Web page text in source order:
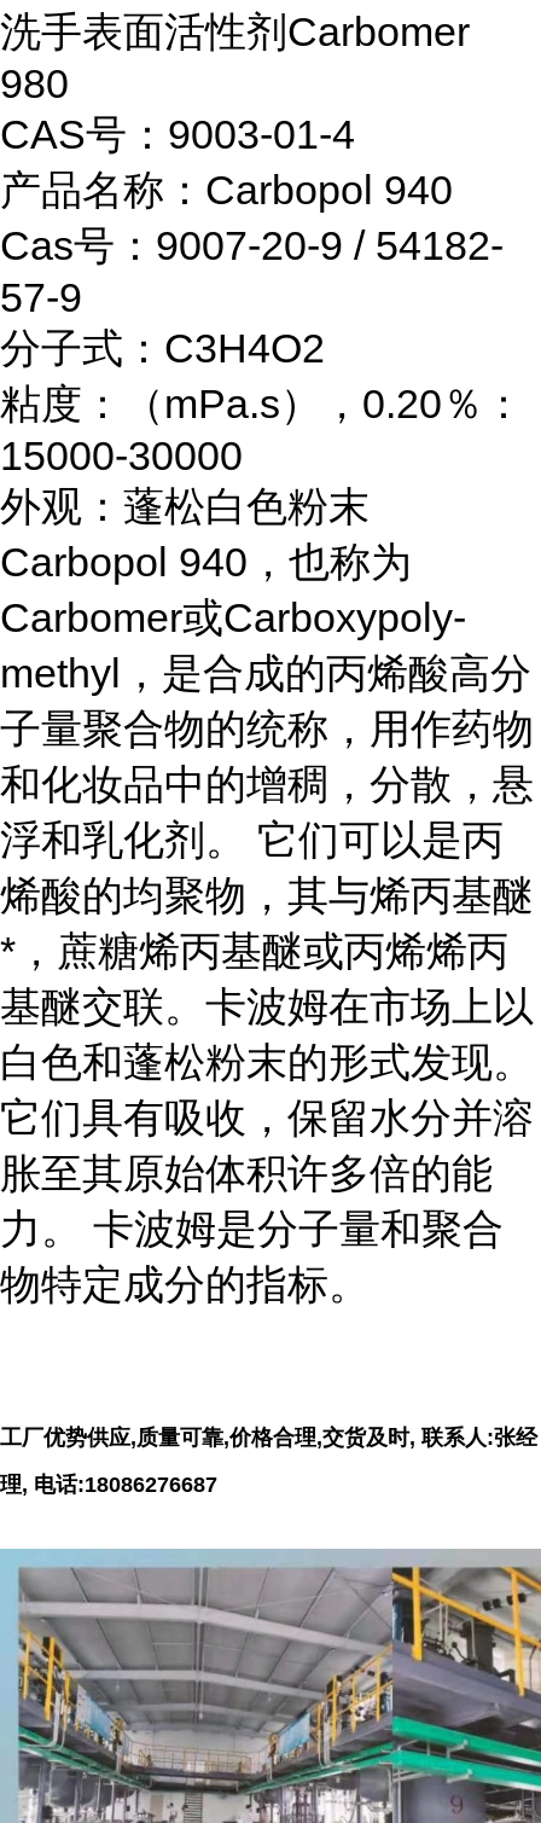
洗手表面活性剂Carbomer
980
CAS号：9003-01-4
产品名称：Carbopol 940
Cas号：9007-20-9 / 54182-
57-9
分子式：C3H4O2
粘度：（mPa.s），0.20％：
15000-30000
外观：蓬松白色粉末
Carbopol 940，也称为
Carbomer或Carboxypoly-
methyl，是合成的丙烯酸高分
子量聚合物的统称，用作药物
和化妆品中的增稠，分散，悬
浮和乳化剂。 它们可以是丙
烯酸的均聚物，其与烯丙基醚
*，蔗糖烯丙基醚或丙烯烯丙
基醚交联。卡波姆在市场上以
白色和蓬松粉末的形式发现。
它们具有吸收，保留水分并溶
胀至其原始体积许多倍的能
力。 卡波姆是分子量和聚合
物特定成分的指标。
工厂优势供应,质量可靠,价格合理,交货及时, 联系人:张经
理, 电话:18086276687